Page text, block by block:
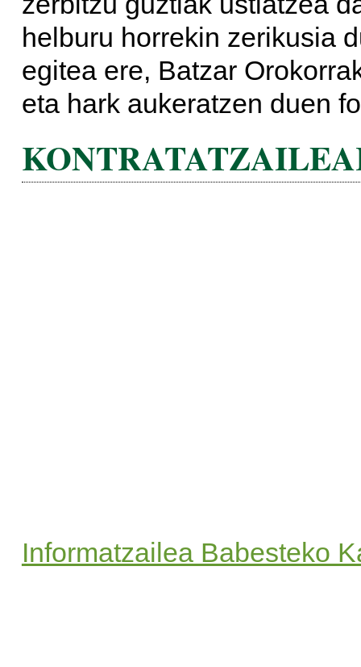
helburu horrekin zerikusia
egitea ere, Batzar
eta hark aukeratzen duen
Informatzailea Babesteko